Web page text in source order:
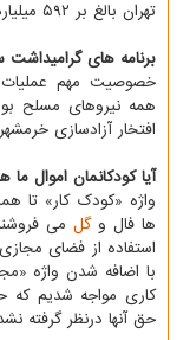
تهران بالغ بر ۵۹۲ میلیارد تومان شد.
برنامه های
خصوصیت مهم
همه نیروهای مسلح
افتخار آزادسازی خرمشهر
آیا کودکانمان اموال ما
واژه «کودک کار» تا
ها فال وگلمی
استفاده از فضای
با اضافه شدن واژه
کاری مواجه شدیم که
حق آنها درنظر گرفته